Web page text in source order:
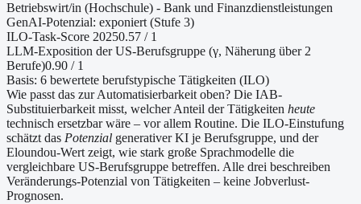
Betriebswirt/in (Hochschule) - Bank und Finanzdienstleistungen
GenAI-Potenzial: exponiert (Stufe 3)
ILO-Task-Score 20250.57 / 1
LLM-Exposition der US-Berufsgruppe (γ, Näherung über 2
Berufe)0.90 / 1
Basis: 6 bewertete berufstypische Tätigkeiten (ILO)
Wie passt das zur Automatisierbarkeit oben? Die IAB-
Substituierbarkeit misst, welcher Anteil der Tätigkeiten heute
technisch ersetzbar wäre – vor allem Routine. Die ILO-Einstufung
schätzt das Potenzial generativer KI je Berufsgruppe, und der
Eloundou-Wert zeigt, wie stark große Sprachmodelle die
vergleichbare US-Berufsgruppe betreffen. Alle drei beschreiben
Veränderungs-Potenzial von Tätigkeiten – keine Jobverlust-
Prognosen.